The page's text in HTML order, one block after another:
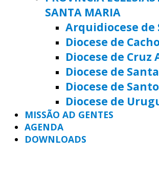
SANTA MARIA
Arquidiocese de
Diocese de
Diocese de Cruz
Diocese de
Diocese de
Diocese de
MISSÃO AD GENTES
AGENDA
DOWNLOADS